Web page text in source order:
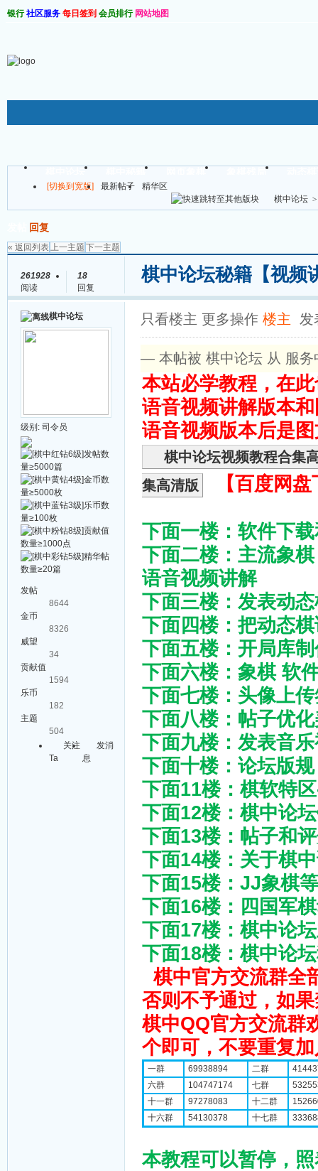
银行 社区服务 每日签到 会员排行 网站地图
棋中论坛 棋中秘籍 网页象棋 象棋残局
[切换到宽版] 最新帖子
精华区
棋中论坛 >
回复
« 返回列表上一主题 下一主题
261928
阅读
18
回复
棋中论坛秘籍【视频
棋中论坛
级别: 司令员
发帖
8644
金币
8326
威望
34
贡献值
1594
乐币
182
主题
504
关注
Ta
发消
息
只看楼主 更多操作 楼主 发
— 本帖被 棋中论坛 从 服
本站必学教程，在
语音视频讲解版本
语音视频版本后是
棋中论坛视频教程合集
集高清版
【百度网
下面一楼：软件下
下面二楼：主流象
语音视频讲解
下面三楼：发表动
下面四楼：把动态
下面五楼：开局库
下面六楼：象棋 软
下面七楼：头像上
下面八楼：帖子优
下面九楼：发表音
下面十楼：论坛版规
下面11楼：棋软特
下面12楼：棋中论
下面13楼：帖子和
下面14楼：关于棋
下面15楼：JJ象棋
下面16楼：四国军
下面17楼：棋中论
下面18楼：棋中论
棋中官方交流群全
否则不予通过，如
棋中QQ官方交流群
个即可，不要重复
一群 69938894 二群
六群
104747174 七群
十一群
97278083 十二群
十六群
54130378 十七群
本教程可以暂停，